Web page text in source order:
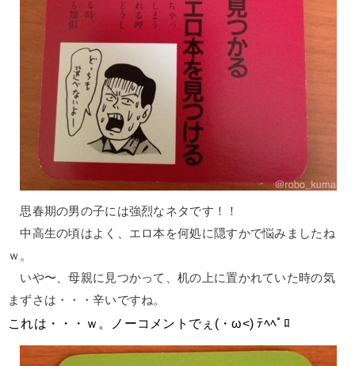
思春期の男の子には強烈なネタです！！
中高生の頃はよく、エロ本を何処に隠すかで悩みましたね
ｗ。
いや〜、母親に見つかって、机の上に置かれていた時の気
まずさは・・・辛いですね。
これは・・・ｗ。ノーコメントでぇ(・ω<) ﾃﾍﾍﾟﾛ